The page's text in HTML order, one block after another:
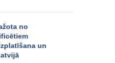
no
un